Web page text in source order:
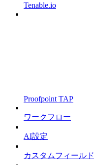
Tenable.io
Proofpoint TAP
ワークフロー
AI設定
カスタムフィールド